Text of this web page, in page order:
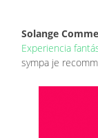
Solange
Experiencia
sympa je